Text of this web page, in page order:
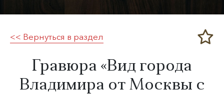
Меандр-Антик
<< Вернуться в раздел
Гравюра «Вид города
Владимира от Москвы с